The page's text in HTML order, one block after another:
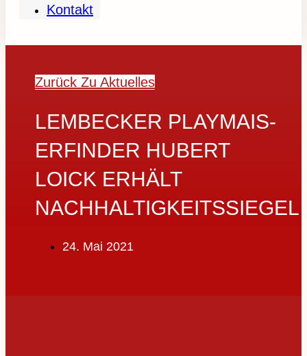
Kontakt
Zurück Zu Aktuelles
LEMBECKER PLAYMAIS-
ERFINDER HUBERT
LOICK ERHÄLT
NACHHALTIGKEITSSIEGEL
24. Mai 2021